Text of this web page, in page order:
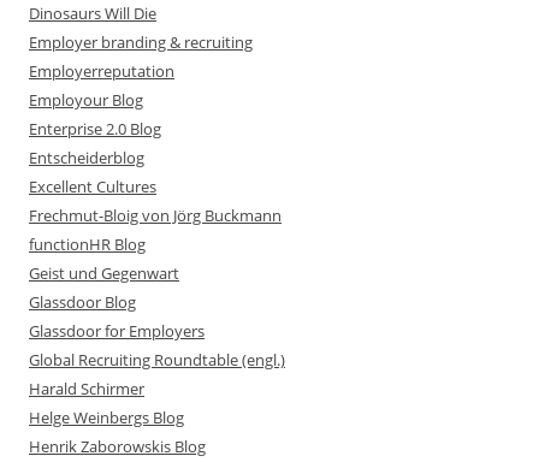
Dinosaurs Will Die
Employer branding & recruiting
Employerreputation
Employour Blog
Enterprise 2.0 Blog
Entscheiderblog
Excellent Cultures
Frechmut-Bloig von Jörg Buckmann
functionHR Blog
Geist und Gegenwart
Glassdoor Blog
Glassdoor for Employers
Global Recruiting Roundtable (engl.)
Harald Schirmer
Helge Weinbergs Blog
Henrik Zaborowskis Blog